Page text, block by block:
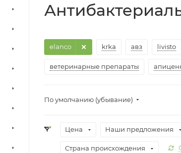
krka авз livisto
elanco
ветеринарные препараты
По умолчанию (убывание)
Цена Наши предложения
Страна происхождения